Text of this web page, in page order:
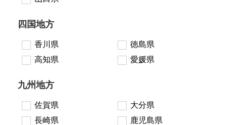
四国地方
香川県
徳島県
高知県
愛媛県
九州地方
佐賀県
大分県
長崎県
鹿児島県